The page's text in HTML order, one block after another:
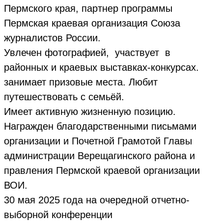
Пермского края, партнер программы
Пермская краевая организация Союза
журналистов России.
Увлечен фотографией, участвует в
районных и краевых выставках-конкурсах.
занимает призовые места. Любит
путешествовать с семьёй.
Имеет активную жизненную позицию.
Награжден благодарственными письмами
организации и Почетной Грамотой Главы
администрации Верещагинского района и
правления Пермской краевой организации
ВОИ.
30 мая 2025 года на очередной отчетно-
выборной конференции